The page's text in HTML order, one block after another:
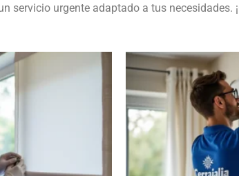
servicio urgente adaptado a tus